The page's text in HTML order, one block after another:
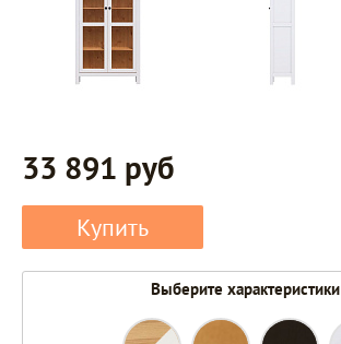
33 891 руб
Купить
Выберите характеристики